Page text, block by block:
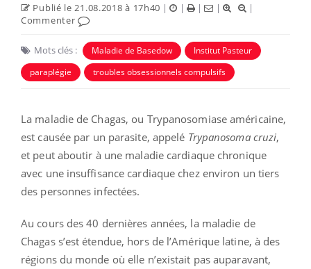
Publié le 21.08.2018 à 17h40 | | | |
|
Commenter
Mots clés : Maladie de Basedow
Institut Pasteur
paraplégie
troubles obsessionnels compulsifs
La maladie de Chagas, ou Trypanosomiase américaine,
est causée par un parasite, appelé Trypanosoma cruzi,
et peut aboutir à une maladie cardiaque chronique
avec une insuffisance cardiaque chez environ un tiers
des personnes infectées.
Au cours des 40 dernières années, la maladie de
Chagas s’est étendue, hors de l’Amérique latine, à des
régions du monde où elle n’existait pas auparavant,